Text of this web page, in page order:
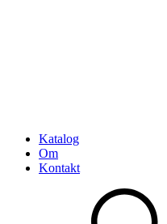
Katalog
Om
Kontakt